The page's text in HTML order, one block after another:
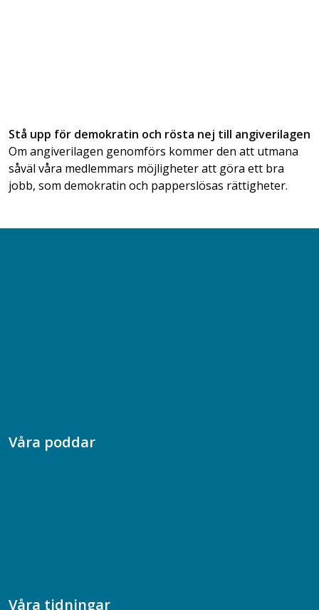
Stå upp för demokratin och rösta nej till angiverilagen
Om angiverilagen genomförs kommer den att utmana
såväl våra medlemmars möjligheter att göra ett bra
jobb, som demokratin och papperslösas rättigheter.
Våra poddar
Våra tidningar